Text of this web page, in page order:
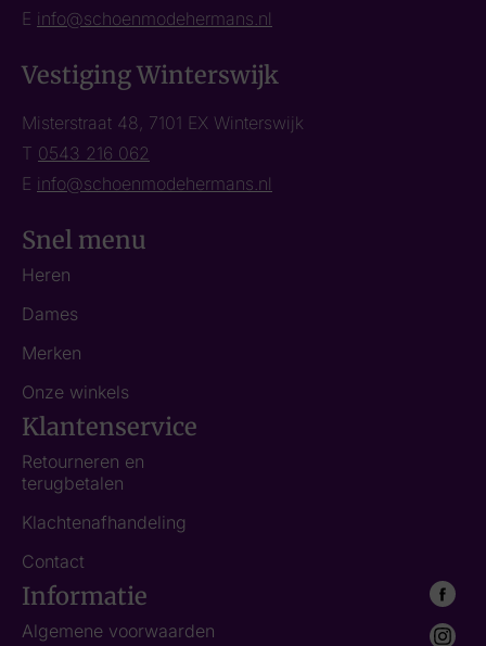
E info@schoenmodehermans.nl
Vestiging Winterswijk
Misterstraat 48, 7101 EX Winterswijk
T 0543 216 062
E info@schoenmodehermans.nl
Snel menu
Heren
Dames
Merken
Onze winkels
Klantenservice
Retourneren en
terugbetalen
Klachtenafhandeling
Contact
Informatie
Algemene voorwaarden